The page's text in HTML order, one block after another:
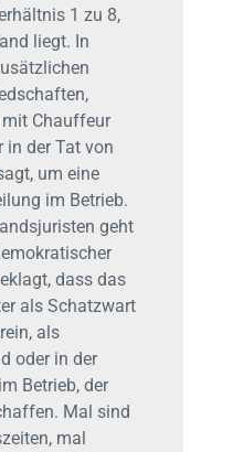
1 zu 8,
liegt. In
Chauffeur
in der Tat von
um eine
im Betrieb.
geht
dass das
als Schatzwart
als
oder in der
Betrieb, der
Mal sind
mal